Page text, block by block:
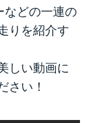
などの一連の
りを紹介す
しい動画に
さい！